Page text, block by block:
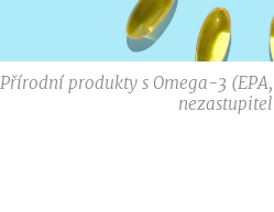
Přírodní produkty s Omega-3